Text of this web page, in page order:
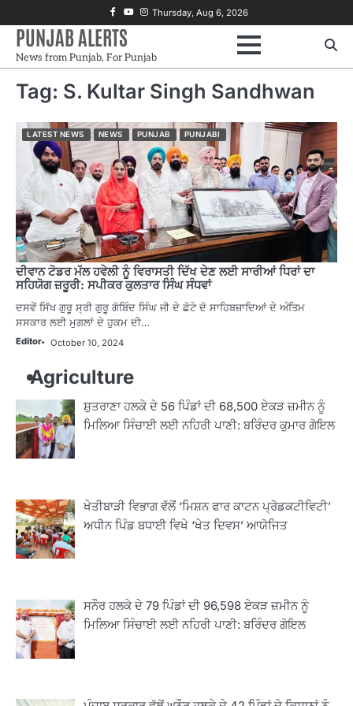
to
content
Facebook
Youtube
Instagram
Thursday, Aug 6, 2026
PUNJAB ALERTS
News from Punjab, For Punjab
Tag: S. Kultar Singh Sandhwan
LATEST NEWS NEWS PUNJAB PUNJABI
ਦੀਵਾਨ ਟੋਡਰ ਮੱਲ ਹਵੇਲੀ ਨੂੰ ਵਿਰਾਸਤੀ ਦਿੱਖ ਦੇਣ ਲਈ ਸਾਰੀਆਂ ਧਿਰਾਂ ਦਾ
ਸਹਿਯੋਗ ਜ਼ਰੂਰੀ: ਸਪੀਕਰ ਕੁਲਤਾਰ ਸਿੰਘ ਸੰਧਵਾਂ
ਦਸਵੇਂ ਸਿੱਖ ਗੁਰੂ ਸ੍ਰੀ ਗੁਰੂ ਗੋਬਿੰਦ ਸਿੰਘ ਜੀ ਦੇ ਛੋਟੇ ਦੋ ਸਾਹਿਬਜ਼ਾਦਿਆਂ ਦੇ ਅੰਤਿਮ
ਸਸਕਾਰ ਲਈ ਮੁਗਲਾਂ ਦੇ ਹੁਕਮ ਦੀ…
Editor October 10, 2024
Agriculture
ਸ਼ੁਤਰਾਣਾ ਹਲਕੇ ਦੇ 56 ਪਿੰਡਾਂ ਦੀ 68,500 ਏਕੜ ਜ਼ਮੀਨ ਨੂੰ
ਮਿਲਿਆ ਸਿੰਚਾਈ ਲਈ ਨਹਿਰੀ ਪਾਣੀ: ਬਰਿੰਦਰ ਕੁਮਾਰ ਗੋਇਲ
ਖੇਤੀਬਾੜੀ ਵਿਭਾਗ ਵੱਲੋਂ ‘ਮਿਸ਼ਨ ਫਾਰ ਕਾਟਨ ਪ੍ਰੋਡਕਟੀਵਿਟੀ’
ਅਧੀਨ ਪਿੰਡ ਬਧਾਈ ਵਿਖੇ ‘ਖੇਤ ਦਿਵਸ’ ਆਯੋਜਿਤ
ਸਨੌਰ ਹਲਕੇ ਦੇ 79 ਪਿੰਡਾਂ ਦੀ 96,598 ਏਕੜ ਜ਼ਮੀਨ ਨੂੰ
ਮਿਲਿਆ ਸਿੰਚਾਈ ਲਈ ਨਹਿਰੀ ਪਾਣੀ: ਬਰਿੰਦਰ ਗੋਇਲ